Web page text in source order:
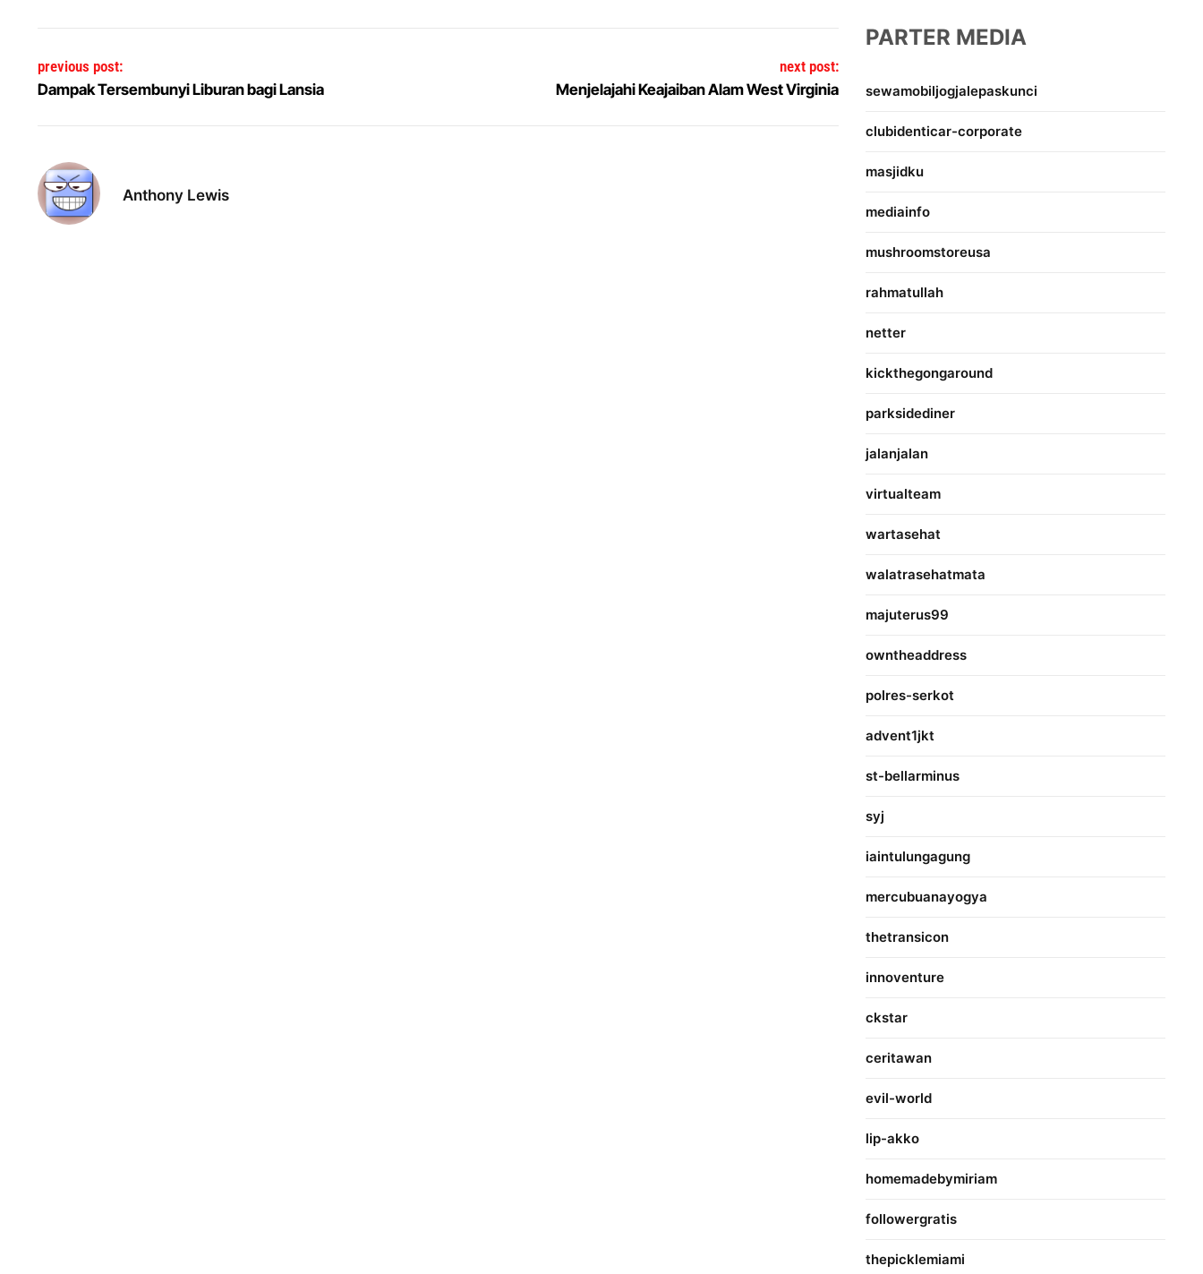
Post navigation
previous post:
Dampak Tersembunyi Liburan bagi Lansia
next post:
Menjelajahi Keajaiban Alam West Virginia
Anthony Lewis
PARTER MEDIA
sewamobiljogjalepaskunci
clubidenticar-corporate
masjidku
mediainfo
mushroomstoreusa
rahmatullah
netter
kickthegongaround
parksidediner
jalanjalan
virtualteam
wartasehat
walatrasehatmata
majuterus99
owntheaddress
polres-serkot
advent1jkt
st-bellarminus
syj
iaintulungagung
mercubuanayogya
thetransicon
innoventure
ckstar
ceritawan
evil-world
lip-akko
homemadebymiriam
followergratis
thepicklemiami